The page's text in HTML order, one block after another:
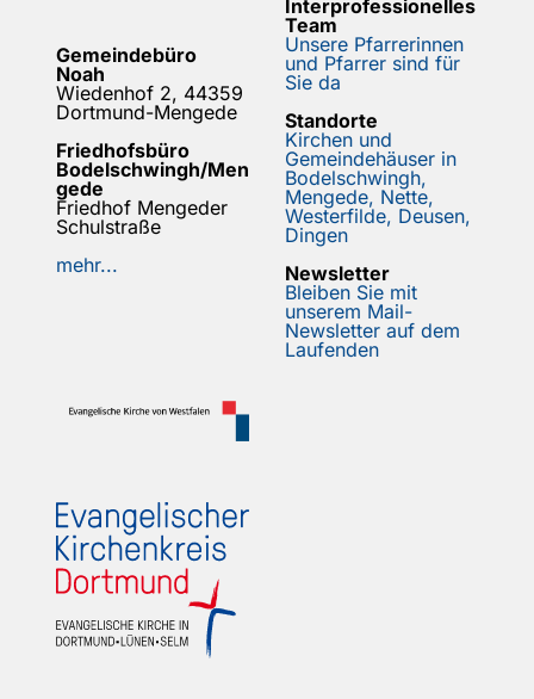
Gemeindebüro
Noah
Wiedenhof 2, 44359
Dortmund-Mengede
Friedhofsbüro
Bodelschwingh/Men
gede
Friedhof Mengeder
Schulstraße
mehr...
Interprofessionelles
Team
Unsere Pfarrerinnen
und Pfarrer sind für
Sie da
Standorte
Kirchen und
Gemeindehäuser in
Bodelschwingh,
Mengede, Nette,
Westerfilde, Deusen,
Dingen
Newsletter
Bleiben Sie mit
unserem Mail-
Newsletter auf dem
Laufenden